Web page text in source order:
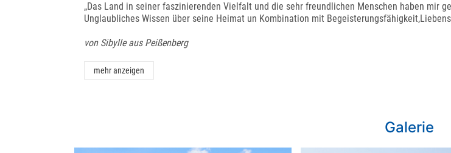
„Das Land in seiner faszinierenden Vielfalt und die sehr freundlichen Menschen haben mir
Unglaubliches Wissen über seine Heimat un Kombination mit
von Sibylle aus Peißenberg
mehr anzeigen
Galerie